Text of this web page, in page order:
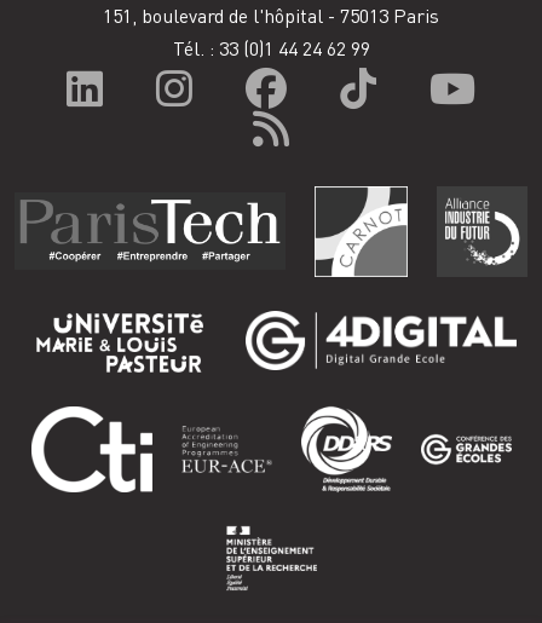
151, boulevard de l'hôpital - 75013 Paris
Tél. : 33 (0)1 44 24 62 99